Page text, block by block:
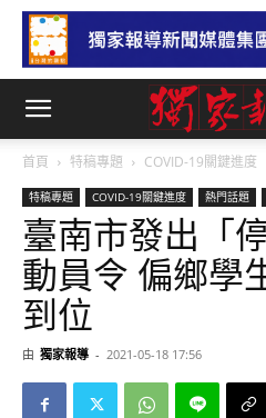
首頁 特稿專題 COVID-19關鍵進度
特稿專題 COVID-19關鍵進度 熱門話題
臺南市發出「
動員令 偏鄉學
到位
由 獨家報導 - 2021-05-18 17:56